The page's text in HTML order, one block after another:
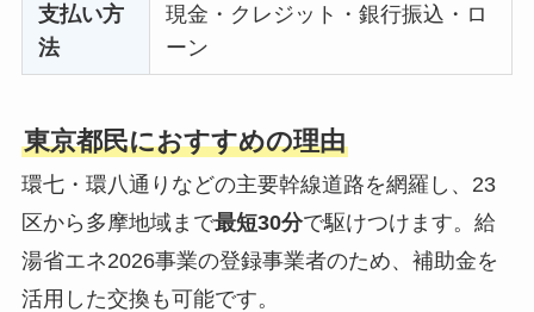
支払い方
法
現金・クレジット・銀行振込・ロ
ーン
東京都民におすすめの理由
環七・環八通りなどの主要幹線道路を網羅し、23
区から多摩地域まで最短30分で駆けつけます。給
湯省エネ2026事業の登録事業者のため、補助金を
活用した交換も可能です。